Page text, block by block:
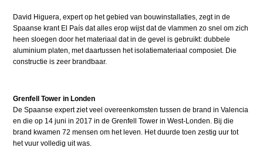
David Higuera, expert op het gebied van bouwinstallaties, zegt in de
Spaanse krant El País dat alles erop wijst dat de vlammen zo snel om zich
heen sloegen door het materiaal dat in de gevel is gebruikt: dubbele
aluminium platen, met daartussen het isolatiemateriaal composiet. Die
constructie is zeer brandbaar.
Grenfell Tower in Londen
De Spaanse expert ziet veel overeenkomsten tussen de brand in Valencia
en die op 14 juni in 2017 in de Grenfell Tower in West-Londen. Bij die
brand kwamen 72 mensen om het leven. Het duurde toen zestig uur tot
het vuur volledig uit was.